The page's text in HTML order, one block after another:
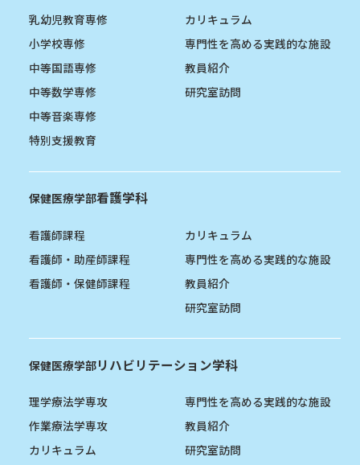
乳幼児教育専修
小学校専修
中等国語専修
中等数学専修
中等音楽専修
特別支援教育
カリキュラム
専門性を高める実践的な施設
教員紹介
研究室訪問
保健医療学部看護学科
看護師課程
看護師・助産師課程
看護師・保健師課程
カリキュラム
専門性を高める実践的な施設
教員紹介
研究室訪問
保健医療学部リハビリテーション学科
理学療法学専攻
作業療法学専攻
カリキュラム
専門性を高める実践的な施設
教員紹介
研究室訪問